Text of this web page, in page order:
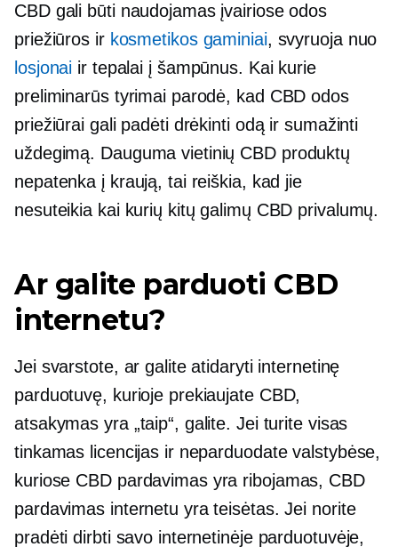
CBD gali būti naudojamas įvairiose odos
priežiūros ir kosmetikos gaminiai, svyruoja nuo
losjonai ir tepalai į šampūnus. Kai kurie
preliminarūs tyrimai parodė, kad CBD odos
priežiūrai gali padėti drėkinti odą ir sumažinti
uždegimą. Dauguma vietinių CBD produktų
nepatenka į kraują, tai reiškia, kad jie
nesuteikia kai kurių kitų galimų CBD privalumų.
Ar galite parduoti CBD
internetu?
Jei svarstote, ar galite atidaryti internetinę
parduotuvę, kurioje prekiaujate CBD,
atsakymas yra „taip“, galite. Jei turite visas
tinkamas licencijas ir neparduodate valstybėse,
kuriose CBD pardavimas yra ribojamas, CBD
pardavimas internetu yra teisėtas. Jei norite
pradėti dirbti savo internetinėje parduotuvėje,